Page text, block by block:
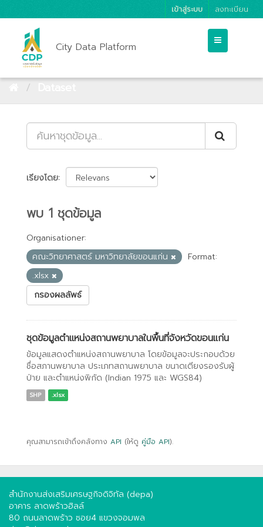
เข้าสู่ระบบ ลงทะเบียน
City Data Platform
เรียงโดย
พบ 1 ชุดข้อมูล
Organisationer:
คณะวิทยาศาสตร์ มหาวิทยาลัยขอนแก่น
Format:
.xlsx
กรองผลลัพธ์
ชุดข้อมูลตำแหน่งสถานพยาบาลในพื้นที่จังหวัดขอนแก่น
ข้อมูลแสดงตำแหน่งสถานพยาบาล โดยข้อมูลจะประกอบด้วย
ชื่อสภานพยาบาล ประเภทสถานพยาบาล ขนาดเตียงรองรับผู้
ป่าย และตำแหน่งพิกัด (Indian 1975 และ WGS84)
SHP .xlsx
คุณสามารถเข้าถึงคลังทาง API (ให้ดู คู่มือ API).
สำนักงานส่งเสริมเศรษฐกิจดิจิทัล (depa)
อาคาร ลาดพร้าวฮิลล์
80 ถนนลาดพร้าว ซอย4 แขวงจอมพล